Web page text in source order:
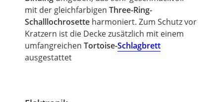
mit der gleichfarbigen Three-Ring-
Schalllochrosette harmoniert. Zum Schutz vor
Kratzern ist die Deckezusätzlich mit einem
umfangreichen Tortoise-Schlagbrett
ausgestattet